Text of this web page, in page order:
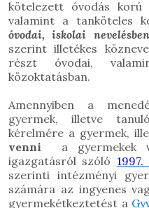
kötelezett óvodás korú
valamint a tanköteles
óvodai, iskolai
szerint illetékes
részt óvodai,
közoktatásban.
Amennyiben a
gyermek, illetve
kérelmére a gyermek,
venni
a gyermekek
igazgatásról szóló
szerinti intézményi
számára az ingyenes
gyermekétkeztetést a